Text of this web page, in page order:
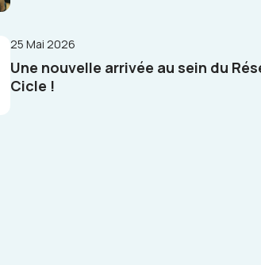
25 Mai 2026
Une nouvelle arrivée au sein du
Cicle !